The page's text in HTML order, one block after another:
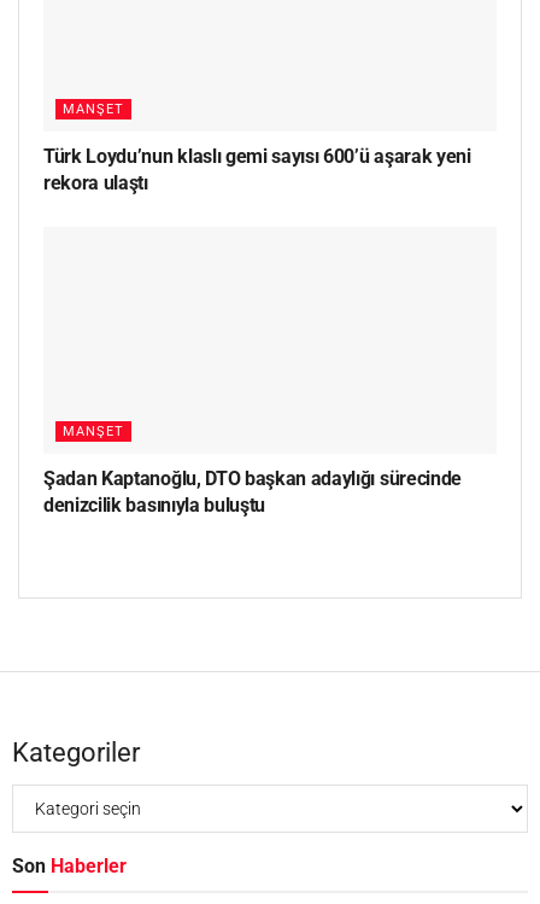
MANŞET
Türk Loydu’nun klaslı gemi sayısı 600’ü aşarak yeni
rekora ulaştı
MANŞET
Şadan Kaptanoğlu, DTO başkan adaylığı sürecinde
denizcilik basınıyla buluştu
Kategoriler
Son Haberler